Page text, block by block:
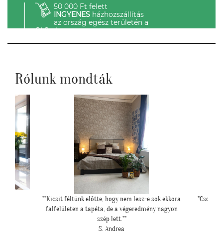
50 000 Ft felett
INGYENESházhozszállítás
az ország egész területén a
GLS-el.
Rólunk mondták
"Csodálatos a fotótapéta még szebb mint ahogy
gondoltam!"
L. Ilona